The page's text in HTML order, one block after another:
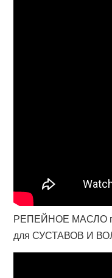
РЕПЕЙНОЕ МАСЛО
для СУСТАВОВ И